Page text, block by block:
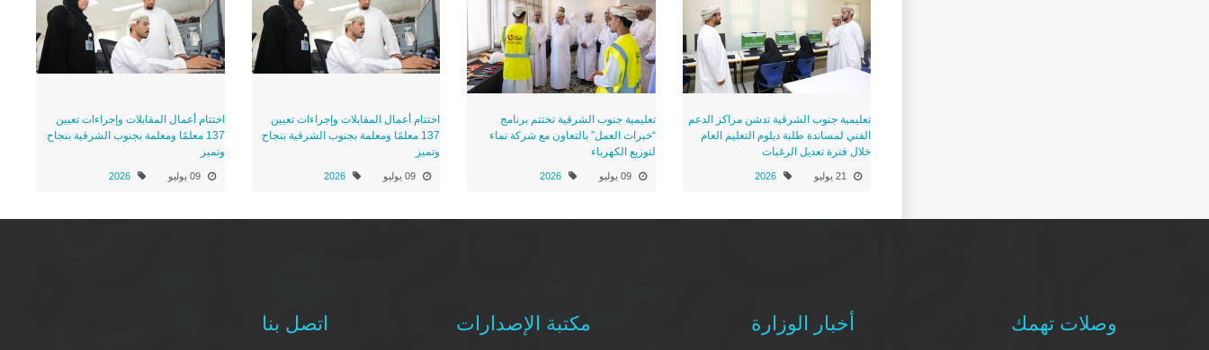
تعليمية جنوب الشرقية تدشن مراكز الدعم
الفني لمساندة طلبة دبلوم التعليم العام
خلال فترة تعديل الرغبات
21 يوليو 2026
تعليمية جنوب الشرقية تختتم برنامج
“خبرات العمل” بالتعاون مع شركة نماء
لتوزيع الكهرباء
09 يوليو 2026
اختتام أعمال المقابلات وإجراءات تعيين
137 معلمًا ومعلمة بجنوب الشرقية بنجاح
وتميز
09 يوليو 2026
اختتام أعمال المقابلات وإجراءات تعيين
137 معلمًا ومعلمة بجنوب الشرقية بنجاح
وتميز
09 يوليو 2026
وصلات تهمك أخبار الوزارة مكتبة الإصدارات اتصل بنا